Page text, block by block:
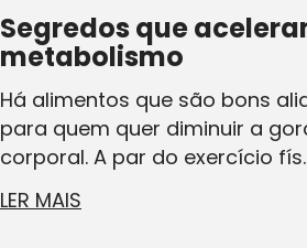
Segredos que
metabolismo
Há alimentos que são bons
para quem quer diminuir a
corporal. A par do exercício
LER MAIS